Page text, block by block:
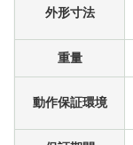
外形寸法
重量
動作保証環境